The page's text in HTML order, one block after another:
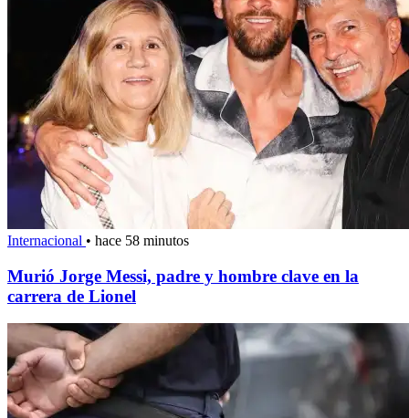
Internacional • hace 58 minutos
Murió Jorge Messi, padre y hombre clave en la
carrera de Lionel